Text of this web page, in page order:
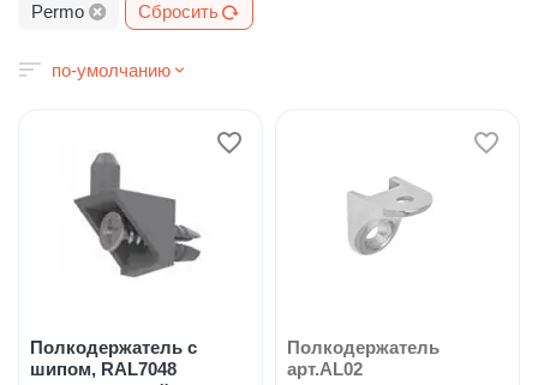
Permo Сбросить
по-умолчанию
Полкодержатель с
шипом, RAL7048
Полкодержатель
арт.AL02